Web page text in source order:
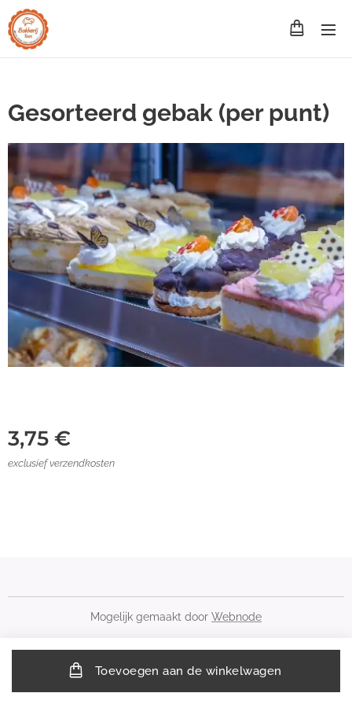
Gesorteerd gebak (per punt)
3,75 €
exclusief verzendkosten
Toevoegen aan de winkelwagen
Mogelijk gemaakt door Webnode